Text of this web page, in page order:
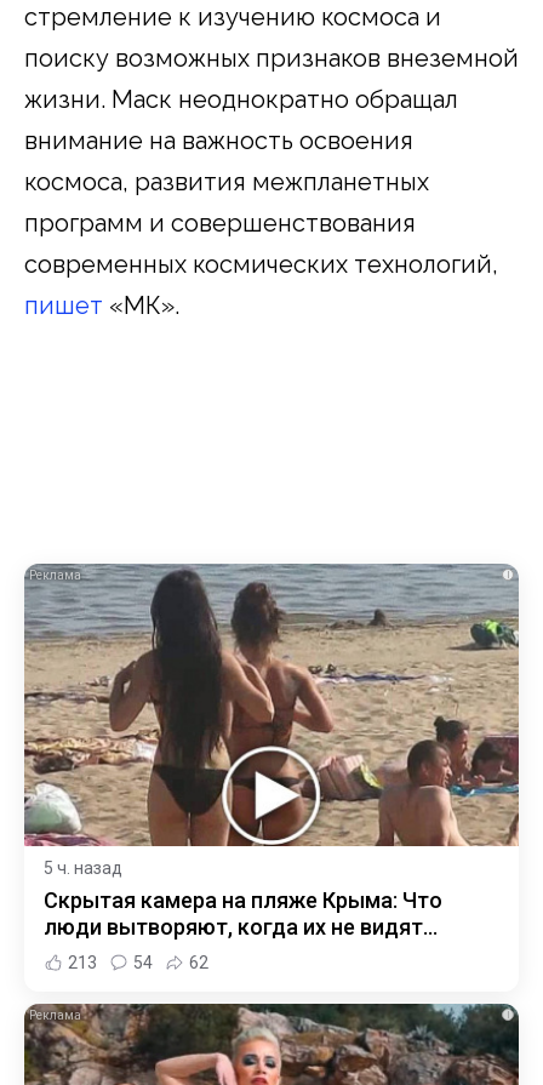
стремление к изучению космоса и
поиску возможных признаков внеземной
жизни. Маск неоднократно обращал
внимание на важность освоения
космоса, развития межпланетных
программ и совершенствования
современных космических технологий,
пишет «МК».
i
5 ч. назад
Скрытая камера на пляже Крыма: Что
люди вытворяют, когда их не видят...
213 54 62
i